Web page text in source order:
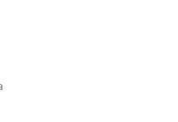
поверхности,